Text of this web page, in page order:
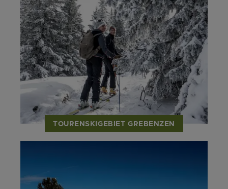
TOURENSKIGEBIET GREBENZEN